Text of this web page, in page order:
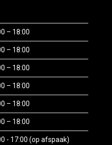
– 18:00
– 18:00
– 18:00
– 18:00
– 18:00
– 18:00
- 17:00 (op afspaak)